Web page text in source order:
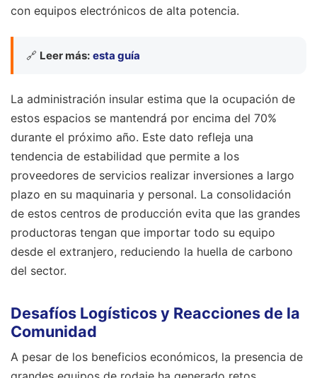
con equipos electrónicos de alta potencia.
🔗 Leer más: esta guía
La administración insular estima que la ocupación de
estos espacios se mantendrá por encima del 70%
durante el próximo año. Este dato refleja una
tendencia de estabilidad que permite a los
proveedores de servicios realizar inversiones a largo
plazo en su maquinaria y personal. La consolidación
de estos centros de producción evita que las grandes
productoras tengan que importar todo su equipo
desde el extranjero, reduciendo la huella de carbono
del sector.
Desafíos Logísticos y Reacciones de la
Comunidad
A pesar de los beneficios económicos, la presencia de